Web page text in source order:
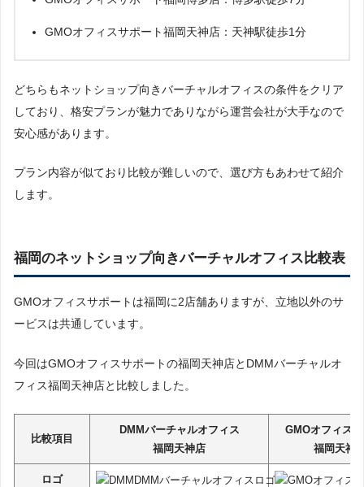
GMOオフィスサポート福岡天神店：天神駅徒歩1分
どちらもネットショップ向きバーチャルオフィスの条件をクリア
しており、格安プランが魅力でありながら運営会社が大手なので
安心感があります。
プラン内容が似ており比較が難しいので、選び方もあわせて紹介
します。
福岡のネットショップ向きバーチャルオフィス比較表
GMOオフィスサポートは福岡に2店舗ありますが、立地以外のサ
ービスは共通しています。
今回はGMOオフィスサポートの福岡天神店とDMMバーチャルオ
フィス福岡天神店と比較しました。
比較項目
DMMバーチャルオフィス
福岡天神店
GMOオフィス
福岡天神
ロゴ